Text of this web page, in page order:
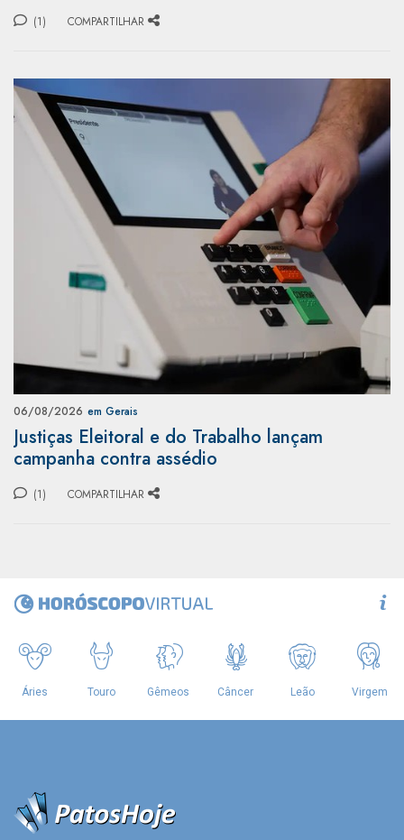
(1) COMPARTILHAR
06/08/2026 em Gerais
Justiças Eleitoral e do Trabalho lançam
campanha contra assédio
(1) COMPARTILHAR